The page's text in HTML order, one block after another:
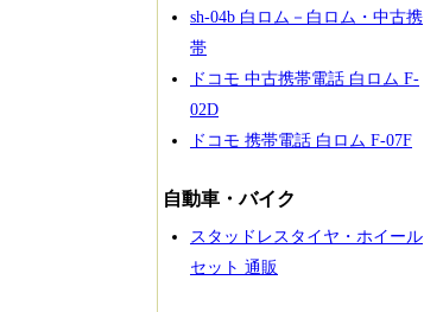
sh-04b 白ロム－白ロム・中古携
帯
ドコモ 中古携帯電話 白ロム F-
02D
ドコモ 携帯電話 白ロム F-07F
自動車・バイク
スタッドレスタイヤ・ホイール
セット 通販